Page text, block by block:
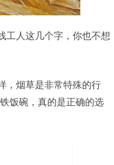
工人这几个字，你也不想
，烟草是非常特殊的行
饭碗，真的是正确的选